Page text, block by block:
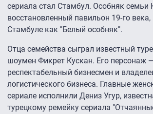
сериала стал Стамбул. Особняк семьи
восстановленный павильон 19-го
Стамбуле как "Белый особняк".
Отца семейства сыграл известный
шоумен Фикрет Кускан. Его персонаж
респектабельный бизнесмен и
логистического бизнеса. Главные
сериале исполнили Дениз Угур,
турецкому ремейку сериала